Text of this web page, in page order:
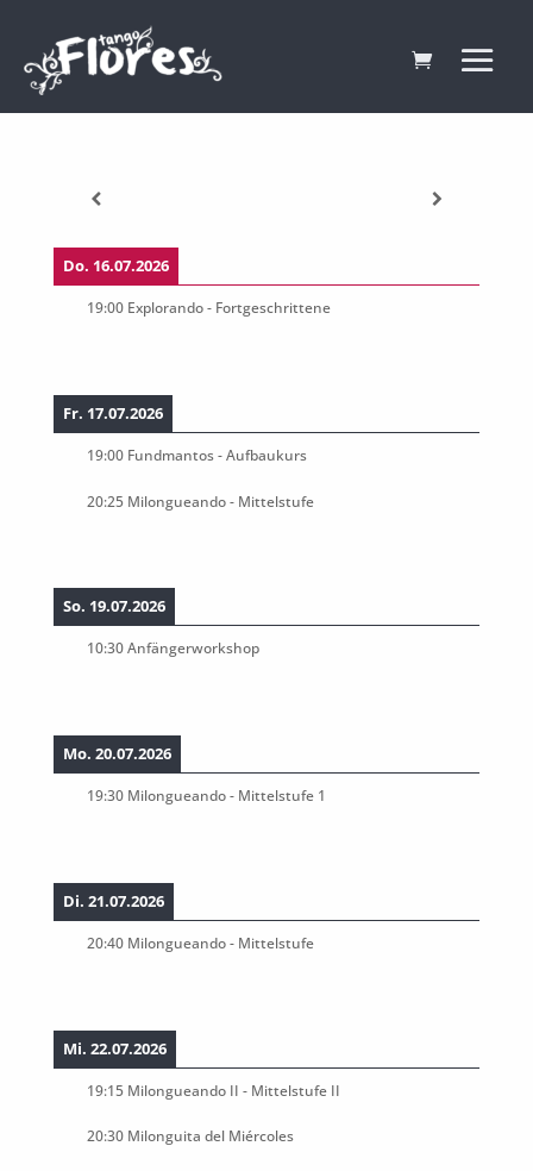
Do. 16.07.2026
19:00 Explorando - Fortgeschrittene
Fr. 17.07.2026
19:00 Fundmantos - Aufbaukurs
20:25 Milongueando - Mittelstufe
So. 19.07.2026
10:30 Anfängerworkshop
Mo. 20.07.2026
19:30 Milongueando - Mittelstufe 1
Di. 21.07.2026
20:40 Milongueando - Mittelstufe
Mi. 22.07.2026
19:15 Milongueando II - Mittelstufe II
20:30 Milonguita del Miércoles